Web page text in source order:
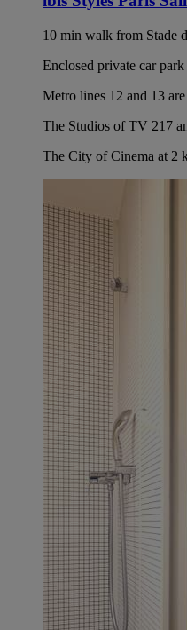
10 min walk from Stade
Enclosed private car park
Metro lines 12 and 13
The Studios of TV 217
The City of Cinema at 2